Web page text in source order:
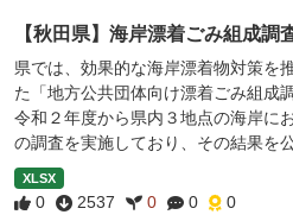
【秋田県】海岸漂着ごみ組成調
県では、効果的な海岸漂着物対策を
た「地方公共団体向け漂着ごみ組成
令和２年度から県内３地点の海岸に
の調査を実施しており、その結果を
XLSX
0 2537 0 0 0